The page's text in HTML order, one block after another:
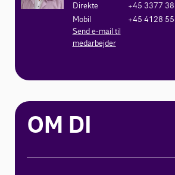
Direkte
+45 3377
Mobil
+45 4128
Send e-mail til
medarbejder
OM DI